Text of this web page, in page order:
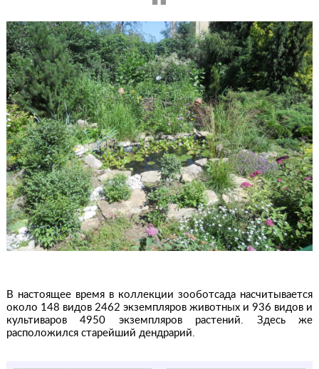
В настоящее время в коллекции зооботсада насчитывается
около 148 видов 2462 экземпляров животных и 936 видов и
культиваров 4950 экземпляров растений. Здесь же
расположился старейший дендрарий.